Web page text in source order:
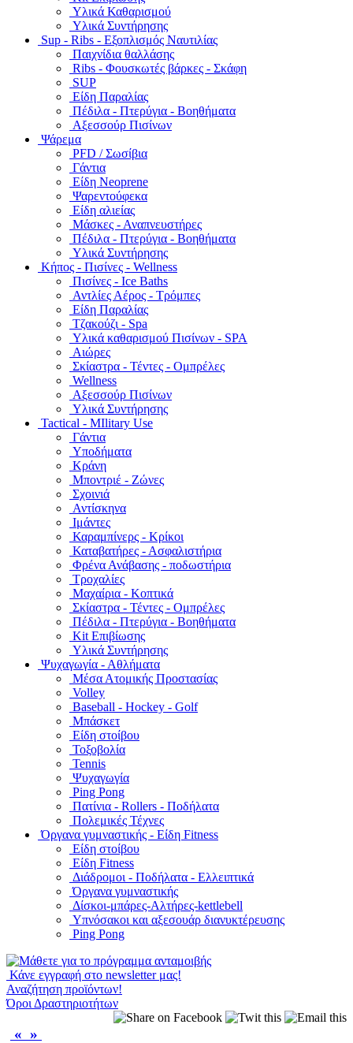
Υλικά Καθαρισμού
Υλικά Συντήρησης
Sup - Ribs - Εξοπλισμός Ναυτιλίας
Παιχνίδια θαλλάσης
Ribs - Φουσκωτές βάρκες - Σκάφη
SUP
Είδη Παραλίας
Πέδιλα - Πτερύγια - Βοηθήματα
Αξεσσούρ Πισίνων
Ψάρεμα
PFD / Σωσίβια
Γάντια
Είδη Neoprene
Ψαρεντούφεκα
Είδη αλιείας
Μάσκες - Αναπνευστήρες
Πέδιλα - Πτερύγια - Βοηθήματα
Υλικά Συντήρησης
Κήπος - Πισίνες - Wellness
Πισίνες - Ice Baths
Αντλίες Αέρος - Τρόμπες
Είδη Παραλίας
Τζακούζι - Spa
Υλικά καθαρισμού Πισίνων - SPA
Αιώρες
Σκίαστρα - Τέντες - Ομπρέλες
Wellness
Αξεσσούρ Πισίνων
Υλικά Συντήρησης
Tactical - MIlitary Use
Γάντια
Υποδήματα
Κράνη
Μποντριέ - Ζώνες
Σχοινιά
Αντίσκηνα
Ιμάντες
Καραμπίνερς - Κρίκοι
Καταβατήρες - Ασφαλιστήρια
Φρένα Ανάβασης - ποδωστήρια
Τροχαλίες
Μαχαίρια - Κοπτικά
Σκίαστρα - Τέντες - Ομπρέλες
Πέδιλα - Πτερύγια - Βοηθήματα
Kit Επιβίωσης
Υλικά Συντήρησης
Ψυχαγωγία - Αθλήματα
Μέσα Ατομικής Προστασίας
Volley
Baseball - Hockey - Golf
Μπάσκετ
Είδη στοίβου
Τοξοβολία
Tennis
Ψυχαγωγία
Ping Pong
Πατίνια - Rollers - Ποδήλατα
Πολεμικές Τέχνες
Όργανα γυμναστικής - Είδη Fitness
Είδη στοίβου
Είδη Fitness
Διάδρομοι - Ποδήλατα - Ελλειπτικά
Όργανα γυμναστικής
Δίσκοι-μπάρες-Αλτήρες-kettlebell
Υπνόσακοι και αξεσουάρ διανυκτέρευσης
Ping Pong
Κάνε εγγραφή στο newsletter μας!
Αναζήτηση προϊόντων!
Όροι Δραστηριοτήτων
« »